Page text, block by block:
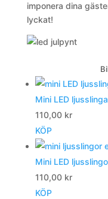
imponera dina
lyckat!
Mini LED
110,00 kr
KÖP
Mini LED
110,00 kr
KÖP